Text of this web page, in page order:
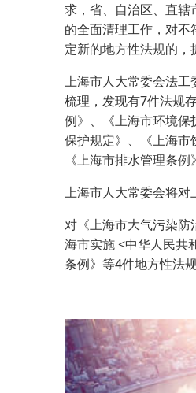
求，省、自治区、直
的全面清理工作，对
定新的地方性法规的，
上海市人大常委会法
梳理，发现有7件法规
例》、《上海市环境保
保护规定》、《上海市
《上海市排水管理条
上海市人大常委会将对
对《上海市大气污染
海市实施 <中华人民共
条例》等4件地方性法